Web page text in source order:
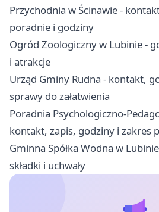
Przychodnia w Ścinawie -
poradnie i godziny
Ogród Zoologiczny w Lubinie -
i atrakcje
Urząd Gminy Rudna - kontakt,
sprawy do załatwienia
Poradnia Psychologiczno-
kontakt, zapis, godziny i zakres
Gminna Spółka Wodna w
składki i uchwały